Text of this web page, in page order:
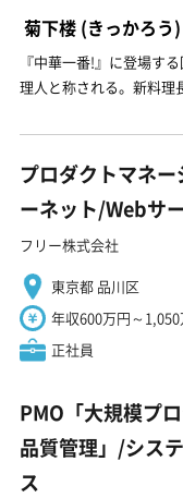
菊下楼 (きっかろう)
『中華一番!』に登場す
理人と称される。新料理
プロダクトマネ
ーネット/Webサ
フリー株式会社
東京都 品川区
年収600万円～1,050
正社員
PMO「大規模プ
品質管理」/シス
ス